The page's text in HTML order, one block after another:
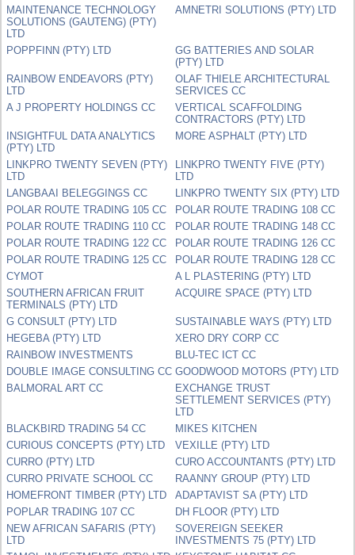
MAINTENANCE TECHNOLOGY
SOLUTIONS (GAUTENG) (PTY)
LTD
AMNETRI SOLUTIONS (PTY) LTD
POPPFINN (PTY) LTD
GG BATTERIES AND SOLAR
(PTY) LTD
RAINBOW ENDEAVORS (PTY)
LTD
OLAF THIELE ARCHITECTURAL
SERVICES CC
A J PROPERTY HOLDINGS CC
VERTICAL SCAFFOLDING
CONTRACTORS (PTY) LTD
INSIGHTFUL DATA ANALYTICS
(PTY) LTD
MORE ASPHALT (PTY) LTD
LINKPRO TWENTY SEVEN (PTY)
LTD
LINKPRO TWENTY FIVE (PTY)
LTD
LANGBAAI BELEGGINGS CC
LINKPRO TWENTY SIX (PTY) LTD
POLAR ROUTE TRADING 105 CC
POLAR ROUTE TRADING 108 CC
POLAR ROUTE TRADING 110 CC
POLAR ROUTE TRADING 148 CC
POLAR ROUTE TRADING 122 CC
POLAR ROUTE TRADING 126 CC
POLAR ROUTE TRADING 125 CC
POLAR ROUTE TRADING 128 CC
CYMOT
A L PLASTERING (PTY) LTD
SOUTHERN AFRICAN FRUIT
TERMINALS (PTY) LTD
ACQUIRE SPACE (PTY) LTD
G CONSULT (PTY) LTD
SUSTAINABLE WAYS (PTY) LTD
HEGEBA (PTY) LTD
XERO DRY CORP CC
RAINBOW INVESTMENTS
BLU-TEC ICT CC
DOUBLE IMAGE CONSULTING CC GOODWOOD MOTORS (PTY) LTD
BALMORAL ART CC
EXCHANGE TRUST
SETTLEMENT SERVICES (PTY)
LTD
BLACKBIRD TRADING 54 CC
MIKES KITCHEN
CURIOUS CONCEPTS (PTY) LTD
VEXILLE (PTY) LTD
CURRO (PTY) LTD
CURO ACCOUNTANTS (PTY) LTD
CURRO PRIVATE SCHOOL CC
RAANNY GROUP (PTY) LTD
HOMEFRONT TIMBER (PTY) LTD
ADAPTAVIST SA (PTY) LTD
POPLAR TRADING 107 CC
DH FLOOR (PTY) LTD
NEW AFRICAN SAFARIS (PTY)
LTD
SOVEREIGN SEEKER
INVESTMENTS 75 (PTY) LTD